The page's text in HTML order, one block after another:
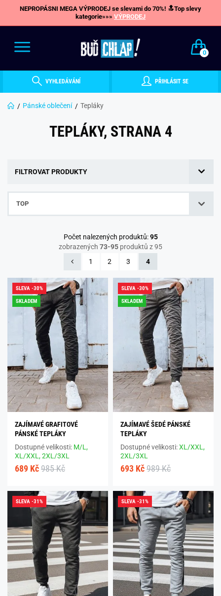
NEPROPÁSNI MEGA VÝPRODEJ se slevami do 70%! 🔝Top slevy
kategorie»»» VÝPRODEJ
0
VYHLEDÁVÁNÍ PŘIHLÁSIT SE
Pánské oblečení Tepláky
TEPLÁKY, STRANA 4
FILTROVAT PRODUKTY
TOP
Počet nalezených produktů:95
zobrazených 73-95produktů z 95
1
2 3 4
SLEVA -30%
SKLADEM
ZAJÍMAVÉ GRAFITOVÉ
PÁNSKÉ TEPLÁKY
Dostupné velikosti: M/L,
XL/XXL,2XL/3XL
689 Kč 985 Kč
SLEVA -30%
SKLADEM
ZAJÍMAVÉ ŠEDÉ PÁNSKÉ
TEPLÁKY
Dostupné velikosti:XL/XXL,
2XL/3XL
693 Kč 989 Kč
SLEVA -31% SLEVA -31%